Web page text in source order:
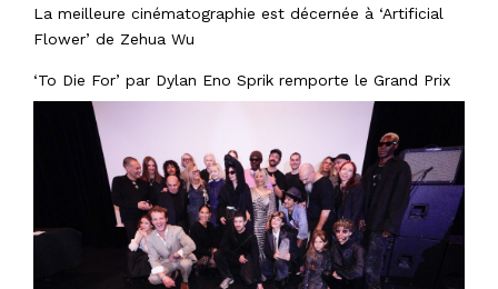
La meilleure cinématographie est décernée à ‘Artificial
Flower’ de Zehua Wu
‘To Die For’ par Dylan Eno Sprik remporte le Grand Prix